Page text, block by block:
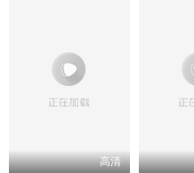
高清